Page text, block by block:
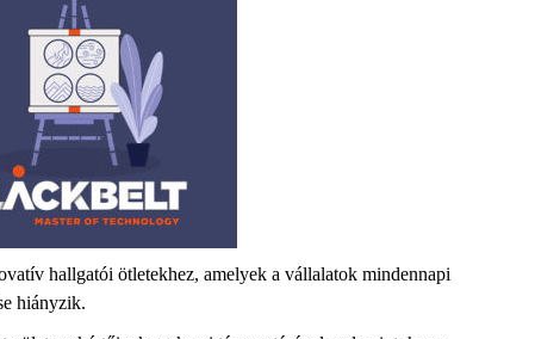
hallgatói ötletekhez, amelyek a vállalatok mindennapi
hiányzik.